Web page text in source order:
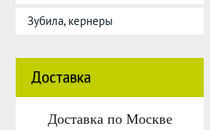
Зубила, кернеры
Доставка
Доставка по Москве